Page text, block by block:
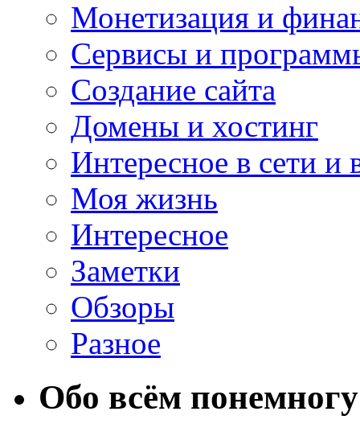
Монетизация и
Сервисы и
Создание сайта
Домены и хостинг
Интересное в сети и
Моя жизнь
Интересное
Заметки
Обзоры
Разное
Обо всём понемногу